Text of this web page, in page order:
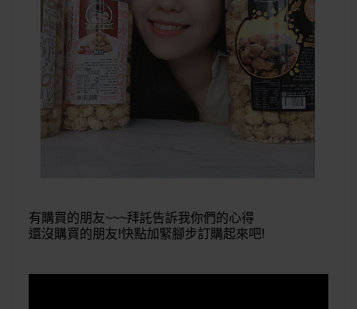
有購買的朋友~~~拜託告訴我你們的心得
還沒購買的朋友!快點加緊腳步訂購起來吧!